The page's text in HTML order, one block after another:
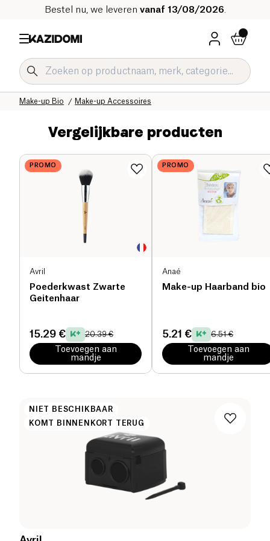
Bestel nu, we leveren vanaf 13/08/2026
Make-up Accessoires
Make-up Bio
Hygiëne & Schoonheid
Onze biologische catalogus
Home
Vergelijkbare producten
PROMO
Avril
Poederkwast Zwarte
Geitenhaar
15.29 € 20.39 €
Toevoegen aan
mandje
PROMO
Anaé
Make-up Haarband bio
5.21 € 6.51 €
Toevoegen aan
mandje
NIET BESCHIKBAAR
KOMT BINNENKORT TERUG